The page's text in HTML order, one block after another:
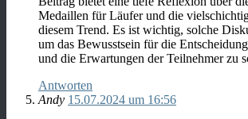
Medaillen für Läufer und die
diesem Trend. Es ist wichtig, solche
um das Bewusstsein für die
und die Erwartungen der Teilnehmer zu
Antworten
Andy 15.07.2024 um 16:56